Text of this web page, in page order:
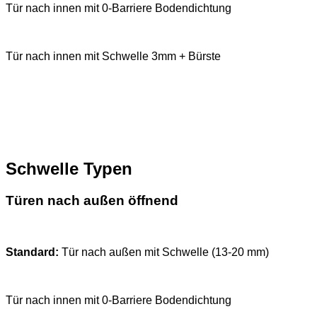
Tür nach innen mit 0-Barriere Bodendichtung
Tür nach innen mit Schwelle 3mm + Bürste
Schwelle Typen
Türen nach außen öffnend
Standard: Tür nach außen mit Schwelle (13-20 mm)
Tür nach innen mit 0-Barriere Bodendichtung